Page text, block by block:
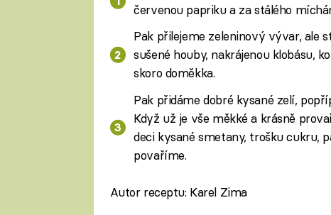
červenou papriku a za stálého
Pak přilejeme zeleninový vývar, ale
sušené houby, nakrájenou klobásu,
skoro doměkka.
Pak přidáme dobré kysané zelí,
Když už je vše měkké a krásně
deci kysané smetany, trošku cukru,
povaříme.
Autor receptu: Karel Zima